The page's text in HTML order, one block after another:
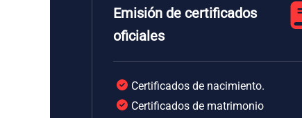
Emisión de certificados
oficiales
Certificados de nacimiento.
Certificados de matrimonio